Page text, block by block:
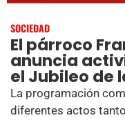
SOCIEDAD
El párroco
anuncia
el Jubileo de
La programación
diferentes actos